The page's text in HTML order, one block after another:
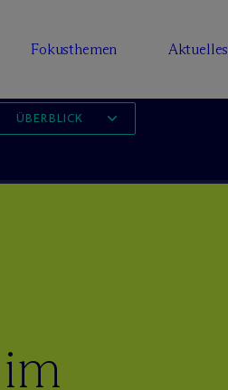
Fokusthemen Aktuelles
ÜBERBLICK